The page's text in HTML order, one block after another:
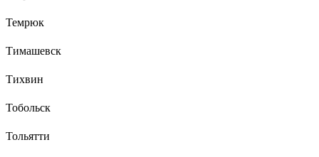
Темрюк
Тимашевск
Тихвин
Тобольск
Тольятти